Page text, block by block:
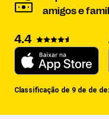
amigos e
4.4
Classificação de 9 de de